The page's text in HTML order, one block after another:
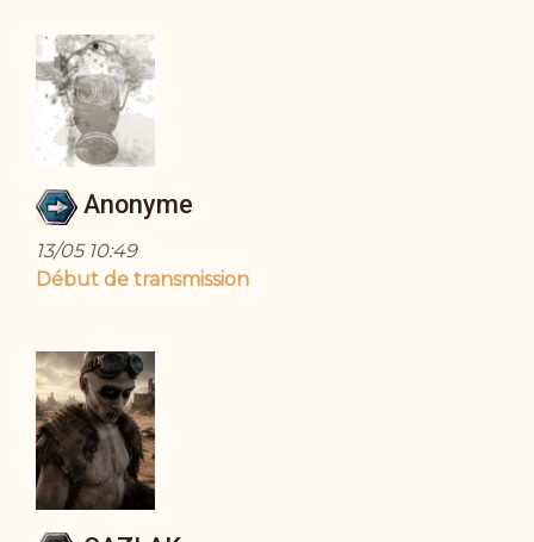
Anonyme
13/05 10:49
Début de transmission